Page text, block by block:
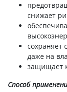
снижает
сохраняет
даже на
защищает
Способ